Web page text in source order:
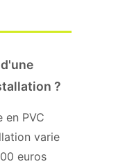
?
en PVC
varie
euros